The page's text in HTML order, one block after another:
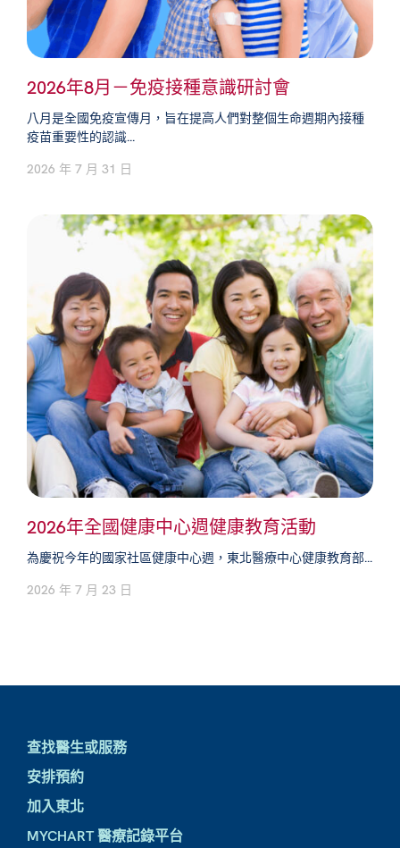
2026年8月－免疫接種意識研討會
八月是全國免疫宣傳月，旨在提高人們對整個生命週期內接種
疫苗重要性的認識...
2026 年 7 月 31 日
2026年全國健康中心週健康教育活動
為慶祝今年的國家社區健康中心週，東北醫療中心健康教育部...
2026 年 7 月 23 日
查找醫生或服務
安排預約
加入東北
MYCHART 醫療記錄平台